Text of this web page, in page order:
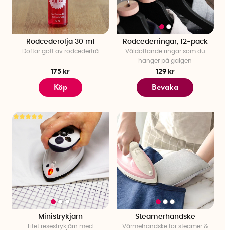
Rödcederolja 30 ml
Doftar gott av rödcederträ
175 kr
Köp
Rödcederringar, 12-pack
Väldoftande ringar som du
hänger på galgen
129 kr
Bevaka
Ministrykjärn
Litet resestrykjärn med
Steamerhandske
Värmehandske för steamer &